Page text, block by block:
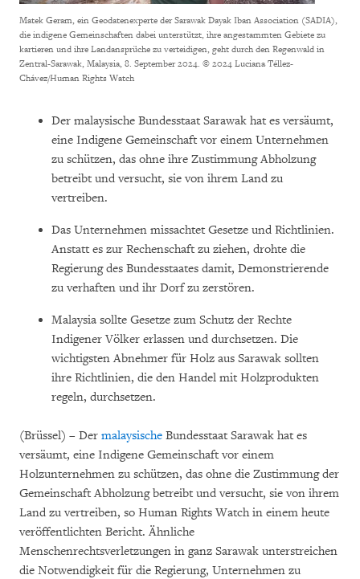
Matek Geram, ein Geodatenexperte der Sarawak Dayak Iban Association (SADIA),
die indigene Gemeinschaften dabei unterstützt, ihre angestammten Gebiete zu
kartieren und ihre Landansprüche zu verteidigen, geht durch den Regenwald in
Zentral-Sarawak, Malaysia, 8. September 2024. © 2024 Luciana Téllez-
Chávez/Human Rights Watch
Der malaysische Bundesstaat Sarawak hat es versäumt,
eine Indigene Gemeinschaft vor einem Unternehmen
zu schützen, das ohne ihre Zustimmung Abholzung
betreibt und versucht, sie von ihrem Land zu
vertreiben.
Das Unternehmen missachtet Gesetze und Richtlinien.
Anstatt es zur Rechenschaft zu ziehen, drohte die
Regierung des Bundesstaates damit, Demonstrierende
zu verhaften und ihr Dorf zu zerstören.
Malaysia sollte Gesetze zum Schutz der Rechte
Indigener Völker erlassen und durchsetzen. Die
wichtigsten Abnehmer für Holz aus Sarawak sollten
ihre Richtlinien, die den Handel mit Holzprodukten
regeln, durchsetzen.
(Brüssel) – Der malaysische Bundesstaat Sarawak hat es
versäumt, eine Indigene Gemeinschaft vor einem
Holzunternehmen zu schützen, das ohne die Zustimmung der
Gemeinschaft Abholzung betreibt und versucht, sie von ihrem
Land zu vertreiben, so Human Rights Watch in einem heute
veröffentlichten Bericht. Ähnliche
Menschenrechtsverletzungen in ganz Sarawak unterstreichen
die Notwendigkeit für die Regierung, Unternehmen zu